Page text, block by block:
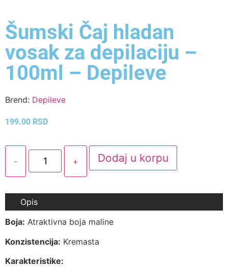
Šumski Čaj hladan
vosak za depilaciju –
100ml – Depileve
Brend: Depileve
199.00 RSD
- + Dodaj u korpu
Opis
Boja: Atraktivna boja maline
Konzistencija: Kremasta
Karakteristike: